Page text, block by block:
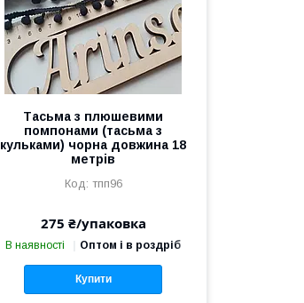
Тасьма з плюшевими
помпонами (тасьма з
кульками) чорна довжина 18
метрів
тпп96
275 ₴/упаковка
В наявності Оптом і в роздріб
Купити